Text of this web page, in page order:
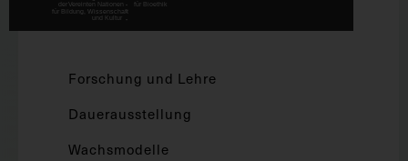
Forschung und Lehre
Dauerausstellung
Wachsmodelle